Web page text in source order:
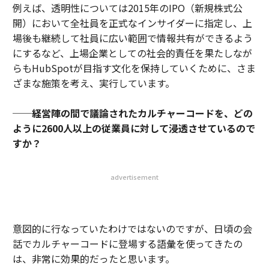
例えば、透明性については2015年のIPO（新規株式公
開）において全社員を正式なインサイダーに指定し、上
場後も継続して社員に広い範囲で情報共有ができるよう
にするなど、上場企業としての社会的責任を果たしなが
らもHubSpotが目指す文化を保持していくために、さま
ざまな施策を考え、実行しています。
──経営陣の間で議論されたカルチャーコードを、どの
ように2600人以上の従業員に対して浸透させているので
すか？
advertisement
意図的に行なっていたわけではないのですが、日頃の会
話でカルチャーコードに登場する語彙を使ってきたの
は、非常に効果的だったと思います。